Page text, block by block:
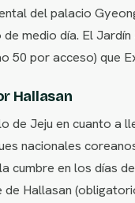
del palacio
medio día. El
50 por acceso) que
Hallasan
de Jeju en cuanto a
nacionales
cumbre en los días
Hallasan